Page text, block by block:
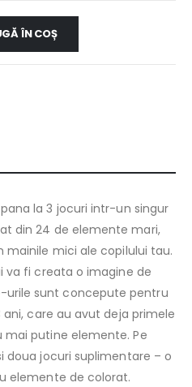
ÎN COȘ
la 3 jocuri intr-un singur
din 24 de elemente mari,
mici ale copilului tau.
va fi creata o imagine de
urile sunt concepute pentru
care au avut deja primele
putine elemente. Pe
doua jocuri suplimentare – o
elemente de colorat.